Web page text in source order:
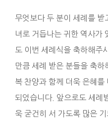
무엇보다 두 분이 세례를
녀로 거듭나는 귀한 역사가
도 이번 세례식을 축하해주
만큼 세례 받은 분들을 축
복 찬양과 함께 더욱 은혜를
되었습니다. 앞으로도 세례
욱 굳건히 서 가도록 많은